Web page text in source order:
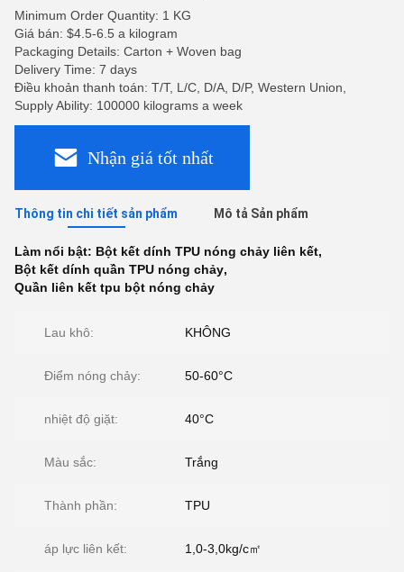
Minimum Order Quantity: 1 KG
Giá bán: $4.5-6.5 a kilogram
Packaging Details: Carton + Woven bag
Delivery Time: 7 days
Điều khoản thanh toán: T/T, L/C, D/A, D/P, Western Union,
Supply Ability: 100000 kilograms a week
Nhận giá tốt nhất
Thông tin chi tiết sản phẩm Mô tả Sản phẩm
Làm nổi bật: Bột kết dính TPU nóng chảy liên kết,
Bột kết dính quần TPU nóng chảy,
Quần liên kết tpu bột nóng chảy
Lau khô: KHÔNG
Điểm nóng chảy: 50-60°C
nhiệt độ giặt: 40°C
Màu sắc: Trắng
Thành phần: TPU
áp lực liên kết: 1,0-3,0kg/c㎡